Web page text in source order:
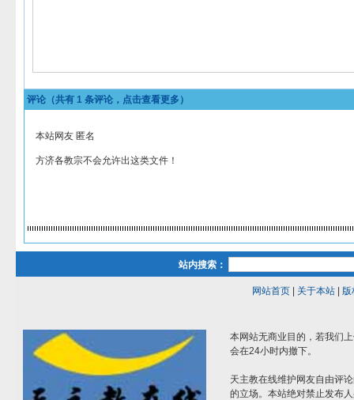
评论（共有 1 条评论，点击查看更多）
本站网友 匿名
方济各教宗不会允许出这类文件！
站内搜索：
网站首页| 关于本站| 版
本网站无商业目的，若我们
会在24小时内撤下。
天主教在线维护网友自由评
的立场。本站绝对禁止发布